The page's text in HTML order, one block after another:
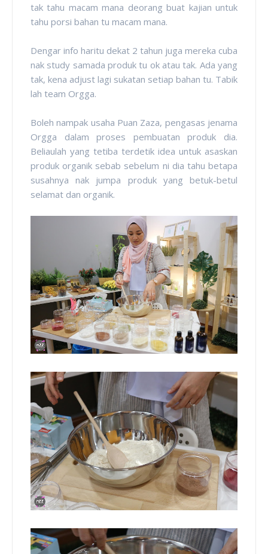
tak tahu macam mana deorang buat kajian untuk
tahu porsi bahan tu macam mana.
Dengar info haritu dekat 2 tahun juga mereka cuba
nak study samada produk tu ok atau tak. Ada yang
tak, kena adjust lagi sukatan setiap bahan tu. Tabik
lah team Orgga.
Boleh nampak usaha Puan Zaza, pengasas jenama
Orgga dalam proses pembuatan produk dia.
Beliaulah yang tetiba terdetik idea untuk asaskan
produk organik sebab sebelum ni dia tahu betapa
susahnya nak jumpa produk yang betuk-betul
selamat dan organik.